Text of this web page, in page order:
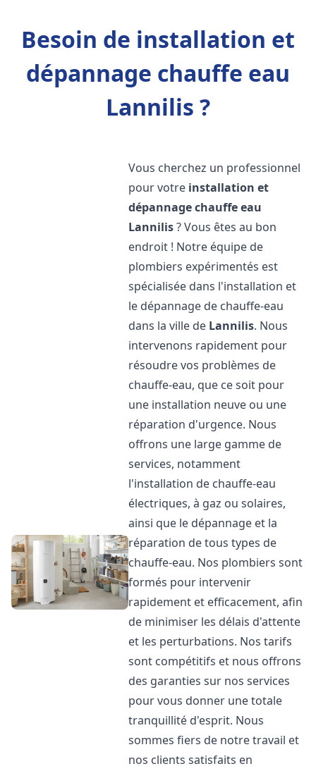
Besoin de installation et
dépannage chauffe eau
Lannilis ?
Vous cherchez un professionnel
pour votre installation et
dépannage chauffe eau
Lannilis? Vous êtes au bon
endroit ! Notre équipe de
plombiers expérimentés est
spécialisée dans l'installation et
le dépannage de chauffe-eau
dans la ville de Lannilis. Nous
intervenons rapidement pour
résoudre vos problèmes de
chauffe-eau, que ce soit pour
une installation neuve ou une
réparation d'urgence. Nous
offrons une large gamme de
services, notamment
l'installation de chauffe-eau
électriques, à gaz ou solaires,
ainsi que le dépannage et la
réparation de tous types de
chauffe-eau. Nos plombiers sont
formés pour intervenir
rapidement et efficacement, afin
de minimiser les délais d'attente
et les perturbations. Nos tarifs
sont compétitifs et nous offrons
des garanties sur nos services
pour vous donner une totale
tranquillité d'esprit. Nous
sommes fiers de notre travail et
nos clients satisfaits en